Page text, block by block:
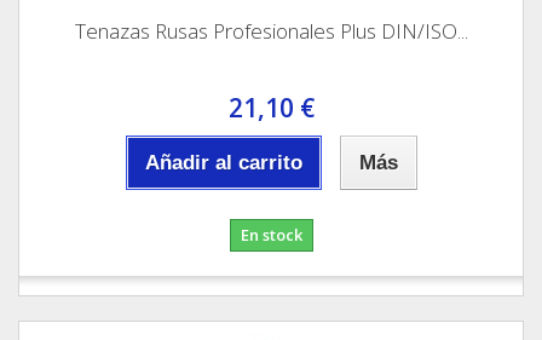
Tenazas Rusas Profesionales Plus DIN/ISO...
21,10 €
Añadir al carrito Más
En stock